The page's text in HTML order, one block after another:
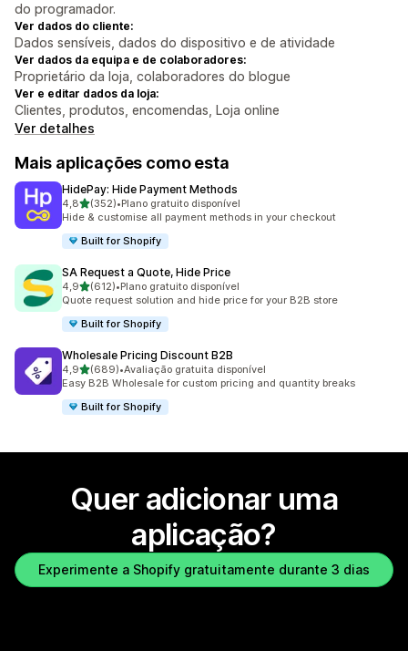
do programador.
Ver dados do cliente:
Dados sensíveis, dados do dispositivo e de atividade
Ver dados da equipa e de colaboradores:
Proprietário da loja, colaboradores do blogue
Ver e editar dados da loja:
Clientes, produtos, encomendas, Loja online
Ver detalhes
Mais aplicações como esta
HidePay: Hide Payment Methods
4,8de 5 estrelas
(352)
352 total de avaliações
•Plano gratuito disponível
Hide & customise all payment methods in your checkout
Built for Shopify
SA Request a Quote, Hide Price
4,9de 5 estrelas
(612)
612 total de avaliações
•Plano gratuito disponível
Quote request solution and hide price for your B2B store
Built for Shopify
Wholesale Pricing Discount B2B
4,9de 5 estrelas
(689)
689 total de avaliações
•Avaliação gratuita disponível
Easy B2B Wholesale for custom pricing and quantity breaks
Built for Shopify
Quer adicionar uma
aplicação?
Experimente a Shopify gratuitamente durante 3 dias